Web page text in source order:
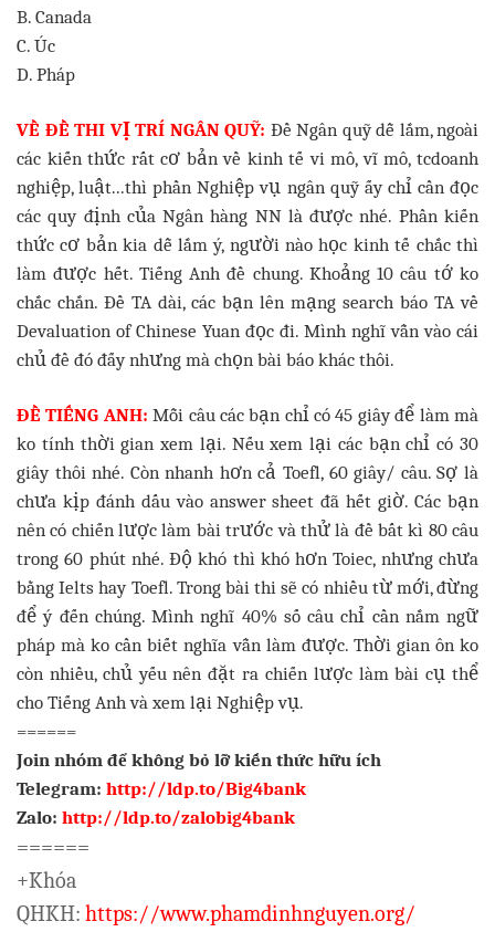
B. Canada
C. Úc
D. Pháp
VỀ ĐỀ THI VỊ TRÍ NGÂN QUỸ: Đề Ngân quỹ dễ lắm, ngoài
các kiến thức rất cơ bản về kinh tế vi mô, vĩ mô, tcdoanh
nghiệp, luật...thì phần Nghiệp vụ ngân quỹ ấy chỉ cần đọc
các quy định của Ngân hàng NN là được nhé. Phần kiến
thức cơ bản kia dễ lắm ý, người nào học kinh tế chắc thì
làm được hết. Tiếng Anh đề chung. Khoảng 10 câu tớ ko
chắc chắn. Đề TA dài, các bạn lên mạng search báo TA về
Devaluation of Chinese Yuan đọc đi. Mình nghĩ vẫn vào cái
chủ đề đó đấy nhưng mà chọn bài báo khác thôi.
ĐỀ TIẾNG ANH:Mỗi câu các bạn chỉ có 45 giây để làm mà
ko tính thời gian xem lại. Nếu xem lại các bạn chỉ có 30
giây thôi nhé. Còn nhanh hơn cả Toefl, 60 giây/ câu. Sợ là
chưa kịp đánh dấu vào answer sheet đã hết giờ. Các bạn
nên có chiến lược làm bài trước và thử là đề bất kì 80 câu
trong 60 phút nhé. Độ khó thì khó hơn Toiec, nhưng chưa
bằng Ielts hay Toefl. Trong bài thi sẽ có nhiều từ mới, đừng
để ý đến chúng. Mình nghĩ 40% số câu chỉ cần nắm ngữ
pháp mà ko cần biết nghĩa vẫn làm được. Thời gian ôn ko
còn nhiều, chủ yếu nên đặt ra chiến lược làm bài cụ thể
cho Tiếng Anh và xem lại Nghiệp vụ.
======
Join nhóm để không bỏ lỡ kiến thức hữu ích
Telegram: http://ldp.to/Big4bank
Zalo: http://ldp.to/zalobig4bank
======
+Khóa
QHKH: https://www.phamdinhnguyen.org/